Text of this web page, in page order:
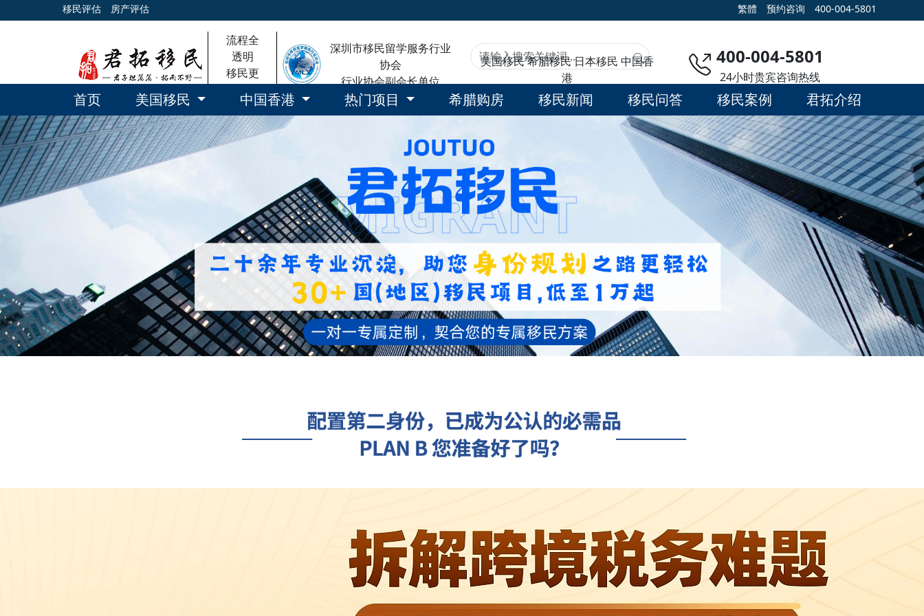
移民评估 房产评估 繁體 预约咨询 400-004-5801
流程全
透明
移民更
放心
深圳市移民留学服务行业
协会
行业协会副会长单位
美国移民希腊移民日本移民 中国香
港
400-004-5801
24小时贵宾咨询热线
首页 美国移民 中国香港 热门项目 希腊购房 移民新闻 移民问答 移民案例 君拓介绍